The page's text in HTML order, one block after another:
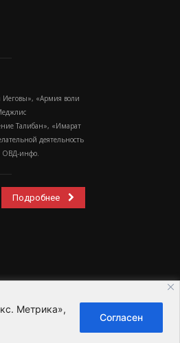
Метрика»,
Согласен
Иеговы», «Армия воли
Талибан», «Имарат
деятельность
ОВД-инфо.
Подробнее